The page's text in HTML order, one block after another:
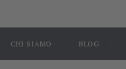
CHI SIAMO BLOG